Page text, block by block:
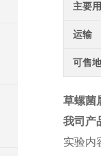
主要
运输
可售
草螺菌
我司产
实验内